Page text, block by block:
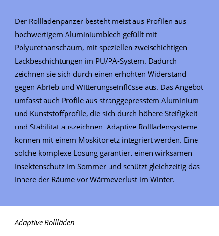
Der Rollladenpanzer besteht meist aus Profilen aus
hochwertigem Aluminiumblech gefüllt mit
Polyurethanschaum, mit speziellen zweischichtigen
Lackbeschichtungen im PU/PA-System. Dadurch
zeichnen sie sich durch einen erhöhten Widerstand
gegen Abrieb und Witterungseinflüsse aus. Das Angebot
umfasst auch Profile aus stranggepresstem Aluminium
und Kunststoffprofile, die sich durch höhere Steifigkeit
und Stabilität auszeichnen. Adaptive Rollladensysteme
können mit einem Moskitonetz integriert werden. Eine
solche komplexe Lösung garantiert einen wirksamen
Insektenschutz im Sommer und schützt gleichzeitig das
Innere der Räume vor Wärmeverlust im Winter.
Adaptive Rollläden